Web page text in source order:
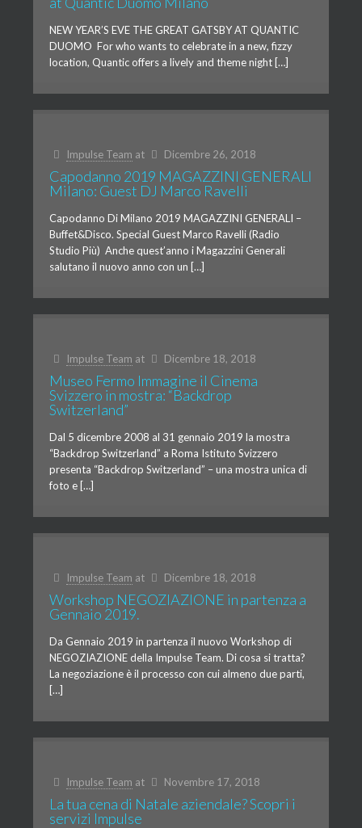
NEW YEAR’S EVE THE GREAT GATSBY AT QUANTIC
DUOMO For who wants to celebrate in a new, fizzy
location, Quantic offers a lively and theme night […]
Impulse Team at Dicembre 26, 2018
Capodanno 2019 MAGAZZINI GENERALI
Milano: Guest DJ Marco Ravelli
Capodanno Di Milano 2019 MAGAZZINI GENERALI –
Buffet&Disco. Special Guest Marco Ravelli (Radio
Studio Più) Anche quest’anno i Magazzini Generali
salutano il nuovo anno con un […]
Impulse Team at Dicembre 18, 2018
Museo Fermo Immagine il Cinema
Svizzero in mostra: “Backdrop
Switzerland”
Dal 5 dicembre 2008 al 31 gennaio 2019 la mostra
“Backdrop Switzerland” a Roma Istituto Svizzero
presenta “Backdrop Switzerland” – una mostra unica di
foto e […]
Impulse Team at Dicembre 18, 2018
Workshop NEGOZIAZIONE in partenza a
Gennaio 2019.
Da Gennaio 2019 in partenza il nuovo Workshop di
NEGOZIAZIONE della Impulse Team. Di cosa si tratta?
La negoziazione è il processo con cui almeno due parti,
[…]
Impulse Team at Novembre 17, 2018
La tua cena di Natale aziendale? Scopri i
servizi Impulse